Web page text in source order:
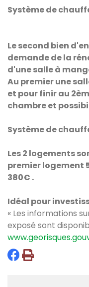
Système de
Le second bien
demande de la
d'une salle à
Au premier une
et pour finir au
chambre et
Système de
Les 2 logements
premier logement
380€ .
Idéal pour
« Les informations
exposé sont